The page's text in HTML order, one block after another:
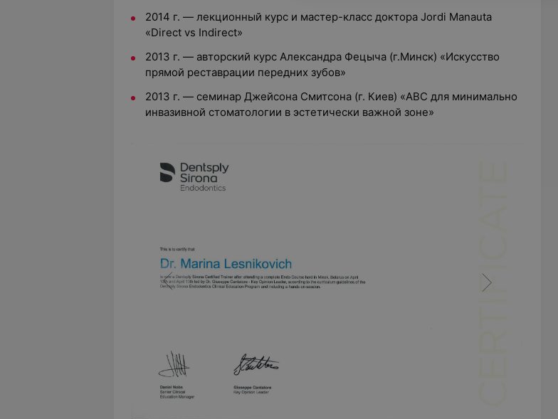
2014 г. — лекционный курс и мастер-класс доктора Jordi Manauta
«Direct vs Indirect»
2013 г. — авторский курс Александра Фецыча (г.Минск) «Искусство
прямой реставрации передних зубов»
2013 г. — семинар Джейсона Смитсона (г. Киев) «ABC для минимально
инвазивной стоматологии в эстетически важной зоне»